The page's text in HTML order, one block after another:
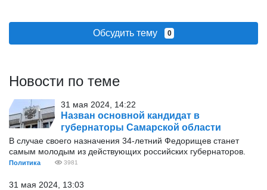
Обсудить тему 0
Новости по теме
31 мая 2024, 14:22
Назван основной кандидат в
губернаторы Самарской области
В случае своего назначения 34-летний Федорищев станет
самым молодым из действующих российских губернаторов.
Политика 3981
31 мая 2024, 13:03